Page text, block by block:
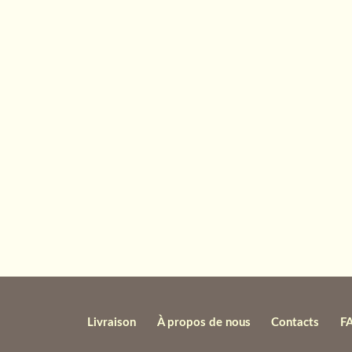
Livraison À propos de nous Contacts